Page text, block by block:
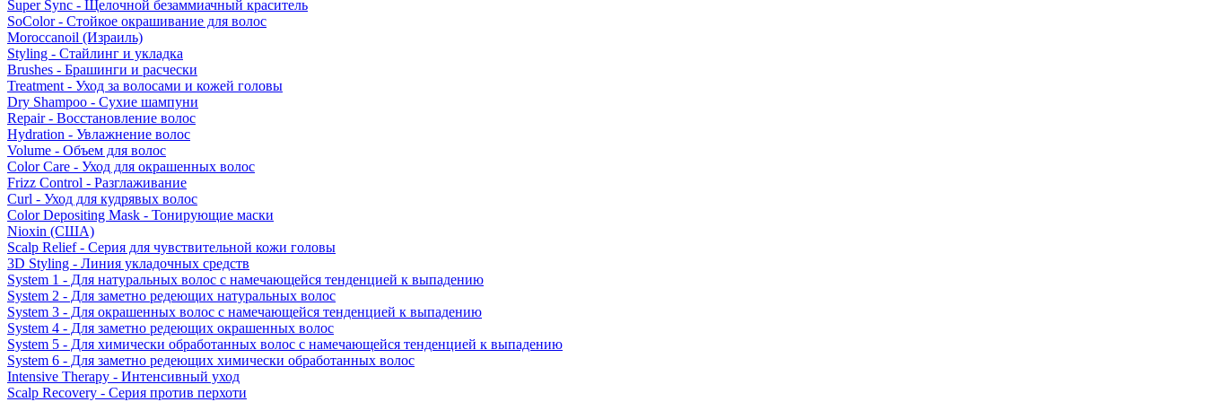
Super Sync - Щелочной безаммиачный краситель
SoColor - Стойкое окрашивание для волос
Moroccanoil (Израиль)
Styling - Стайлинг и укладка
Brushes - Брашинги и расчески
Treatment - Уход за волосами и кожей головы
Dry Shampoo - Сухие шампуни
Repair - Восстановление волос
Hydration - Увлажнение волос
Volume - Объем для волос
Color Care - Уход для окрашенных волос
Frizz Control - Разглаживание
Curl - Уход для кудрявых волос
Color Depositing Mask - Тонирующие маски
Nioxin (США)
Scalp Relief - Серия для чувствительной кожи головы
3D Styling - Линия укладочных средств
System 1 - Для натуральных волос с намечающейся тенденцией к выпадению
System 2 - Для заметно редеющих натуральных волос
System 3 - Для окрашенных волос с намечающейся тенденцией к выпадению
System 4 - Для заметно редеющих окрашенных волос
System 5 - Для химически обработанных волос с намечающейся тенденцией к выпадению
System 6 - Для заметно редеющих химически обработанных волос
Intensive Therapy - Интенсивный уход
Scalp Recovery - Серия против перхоти